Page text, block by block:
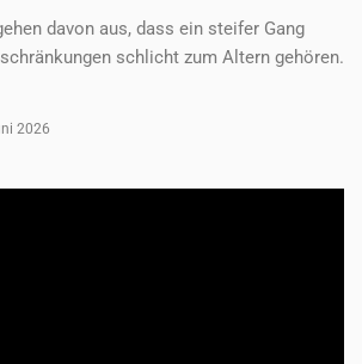
davon aus, dass ein steifer Gang
schlicht zum Altern gehören.
2026